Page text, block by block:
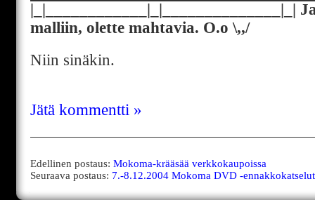
|_|____________|_|______________|_|
malliin, olette mahtavia. O.o \,,/
Niin sinäkin.
Jätä kommentti »
Edellinen postaus: Mokoma-krääsää verkkokaupoissa
Seuraava postaus: 7.-8.12.2004 Mokoma DVD -